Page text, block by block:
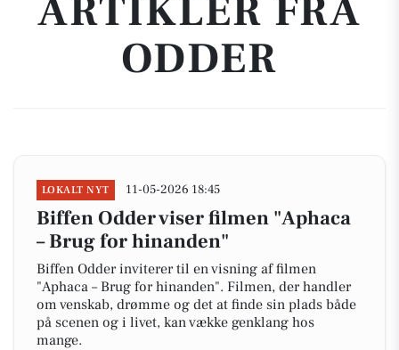
ARTIKLER FRA
ODDER
LOKALT NYT 11-05-2026 18:45
Biffen Odder viser filmen "Aphaca
– Brug for hinanden"
Biffen Odder inviterer til en visning af filmen
"Aphaca – Brug for hinanden". Filmen, der handler
om venskab, drømme og det at finde sin plads både
på scenen og i livet, kan vække genklang hos
mange.